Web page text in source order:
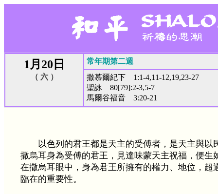
1月20日
（ 六 ）
常年期第二週
撒慕爾紀下 1:1-4,11-12,19,23-27
聖詠 80[79]:2-3,5-7
馬爾谷福音 3:20-21
以色列的君王都是天主的受傅者，是天主與以
撒烏耳身為受傅的君王，見達味蒙天主祝福，便生
在撒烏耳眼中，身為君王所擁有的權力、地位，超
臨在的重要性。